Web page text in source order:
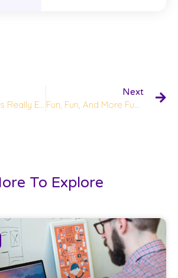
Do PPC Ninjas Really Exist Or Not?
Next
Fun, Fun, And More Fun! Come Work @ Beyond
To Explore